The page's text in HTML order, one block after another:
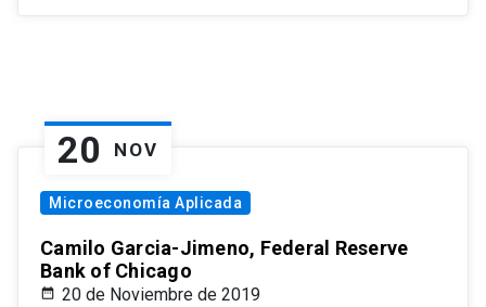
20 NOV
Microeconomía Aplicada
Camilo Garcia-Jimeno, Federal Reserve
Bank of Chicago
20 de Noviembre de 2019